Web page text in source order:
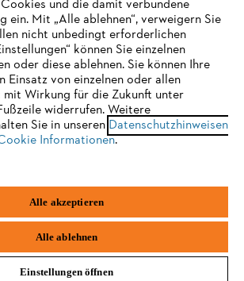
Impressum Cookies
8617 Mönchaltorf
WIRD NICHT
den wir noch nicht unterstützen. Für
unserer Seite empfehlen wir Ihnen, zu
Browser zu wechseln:
Chrome
und die damit verbundene
ein. Mit „Alle ablehnen“, verweigern Sie
nicht unbedingt erforderlichen
können Sie einzelnen
oder diese ablehnen. Sie können Ihre
Einsatz von einzelnen oder allen
Wirkung für die Zukunft unter
widerrufen. Weitere
Sie in unseren Datenschutzhinweisen
Informationen.
Alle akzeptieren
Alle ablehnen
Einstellungen öffnen